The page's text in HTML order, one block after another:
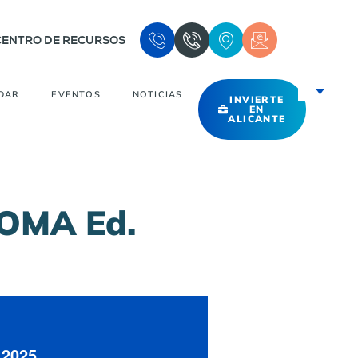
DE RECURSOS
EVENTOS NOTICIAS
INVIERTE
EN
ALICANTE
Ed.